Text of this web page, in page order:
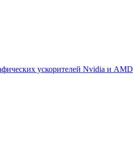
ускорителей Nvidia и AMD